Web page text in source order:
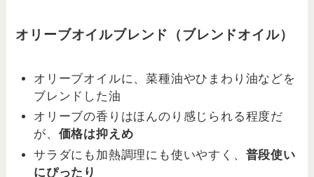
オリーブオイルブレンド（ブレンドオイル）
オリーブオイルに、菜種油やひまわり油などを
ブレンドした油
オリーブの香りはほんのり感じられる程度だ
が、 価格は抑えめ
サラダにも加熱調理にも使いやすく、 普段使い
にぴったり